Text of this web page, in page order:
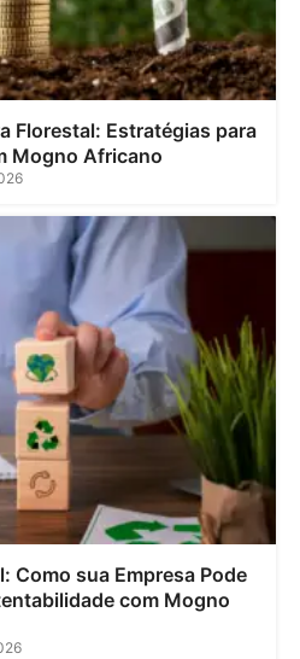
Florestal: Estratégias para
Mogno Africano
Como sua Empresa Pode
com Mogno